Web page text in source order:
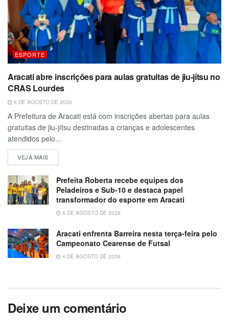
ESPORTE
Aracati abre inscrições para aulas gratuitas de jiu-jítsu no
CRAS Lourdes
6 DE AGOSTO DE 2026
A Prefeitura de Aracati está com inscrições abertas para aulas
gratuitas de jiu-jítsu destinadas a crianças e adolescentes
atendidos pelo...
VEJA MAIS
Prefeita Roberta recebe equipes dos
Peladeiros e Sub-10 e destaca papel
transformador do esporte em Aracati
6 DE AGOSTO DE 2026
Aracati enfrenta Barreira nesta terça-feira pelo
Campeonato Cearense de Futsal
4 DE AGOSTO DE 2026
Deixe um comentário